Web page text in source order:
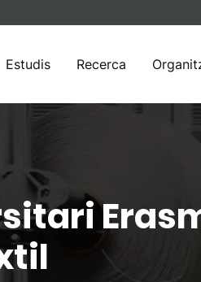
Estudis Recerca